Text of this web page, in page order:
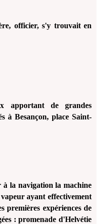
officier, s'y trouvait en
apportant de grandes
à Besançon, place Saint-
à la navigation la machine
ayant effectivement
premières expériences de
: promenade d'Helvétie